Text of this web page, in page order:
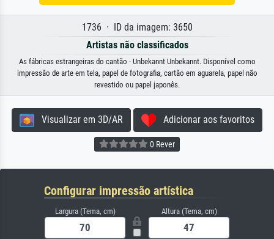
1736 · ID da imagem: 3650
Artistas não classificados
As fábricas estrangeiras do cantão · Unbekannt Unbekannt. Disponível como
impressão de arte em tela, papel de fotografia, cartão em aguarela, papel não
revestido ou papel japonês.
Visualizar em 3D/AR Adicionar aos favoritos
0 Rever
Configurar impressão artística
Largura (Tema, cm) Altura (Tema, cm)